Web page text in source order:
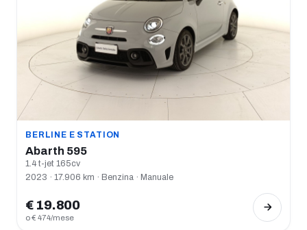
BERLINE E STATION
Abarth 595
1.4 t-jet 165cv
2023 · 17.906 km · Benzina · Manuale
€ 19.800
o € 474/mese